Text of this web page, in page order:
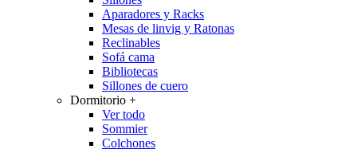
Aparadores y Racks
Mesas de linvig y Ratonas
Reclinables
Sofá cama
Bibliotecas
Sillones de cuero
Dormitorio +
Ver todo
Sommier
Colchones